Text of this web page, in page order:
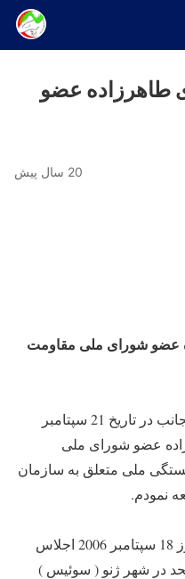
طاهرزاده عضو
20 سال پیش
عضو شورای ملی مقاومت
پاسخ شما را در مورد مطلبی که اینجانب در تاریخ 21 سپتامبر
عضو شورای ملی
ملی متعلق به سازمان
همانطور که خود مطلع هستید از روز 18 سپتامبر 2006 اجلاس
در شهر ژنو ( سوئیس )